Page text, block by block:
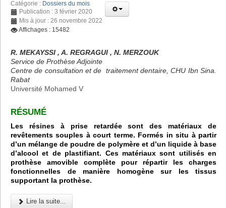
Catégorie : Dossiers du mois
Publication : 3 février 2020
Mis à jour : 26 novembre 2022
Affichages : 15482
R. MEKAYSSI , A. REGRAGUI , N. MERZOUK
Service de Prothèse Adjointe
Centre de consultation et de traitement dentaire, CHU Ibn Sina.
Rabat
Université Mohamed V
RÉSUMÉ
Les résines à prise retardée sont des matériaux de
revêtements souples à court terme. Formés in situ à partir
d’un mélange de poudre de polymère et d’un liquide à base
d’alcool et de plastifiant. Ces matériaux sont utilisés en
prothèse amovible complète pour répartir les charges
fonctionnelles de manière homogène sur les tissus
supportant la prothèse.
Lire la suite...